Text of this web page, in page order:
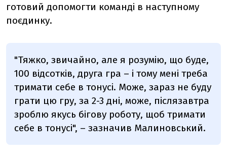
готовий допомогти команді в наступному
поєдинку.
"Тяжко, звичайно, але я розумію, що буде,
100 відсотків, друга гра – і тому мені треба
тримати себе в тонусі. Може, зараз не буду
грати цю гру, за 2-3 дні, може, післязавтра
зроблю якусь бігову роботу, щоб тримати
себе в тонусі", – зазначив Малиновський.